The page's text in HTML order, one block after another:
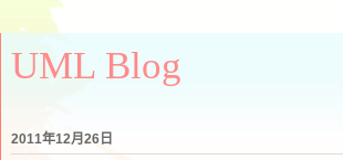
UML Blog
2011年12月26日